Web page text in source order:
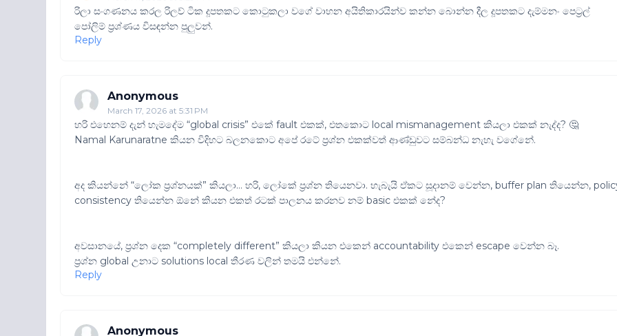
රිලා සංගණනය කරල රිලව් ටික දූපතකට කොටුකලා වගේ වාහන අයිතිකාරයින්ව කන්න බොන්න දීල දූපතකට දැම්මනං පෙට්‍රල්
පෝලිම් ප්‍රශ්ණය විසඳන්න පුලුවන්.
Reply
Anonymous
March 17, 2026 at 5:31 PM
හරි එහෙනම් දැන් හැමදේම “global crisis” එකේ fault එකක්, එතකොට local mismanagement කියලා එකක් නැද්ද? 🤔
Namal Karunaratne කියන විදිහට බලනකොට අපේ රටේ ප්‍රශ්න එකක්වත් ආණ්ඩුවට සම්බන්ධ නැහැ වගේනේ.
අද කියන්නේ “ලෝක ප්‍රශ්නයක්” කියලා… හරි, ලෝකේ ප්‍රශ්න තියෙනවා. හැබැයි ඒකට සූදානම් වෙන්න, buffer plan තියෙන්න,
consistency තියෙන්න ඕනේ කියන එකත් රටක් පාලනය කරනව නම් basic එකක් නේද?
අවසානයේ, ප්‍රශ්න දෙක “completely different” කියලා කියන එකෙන් accountability එකෙන් escape වෙන්න බෑ.
ප්‍රශ්න global උනාට solutions local තීරණ වලින් තමයි එන්නේ.
Reply
Anonymous